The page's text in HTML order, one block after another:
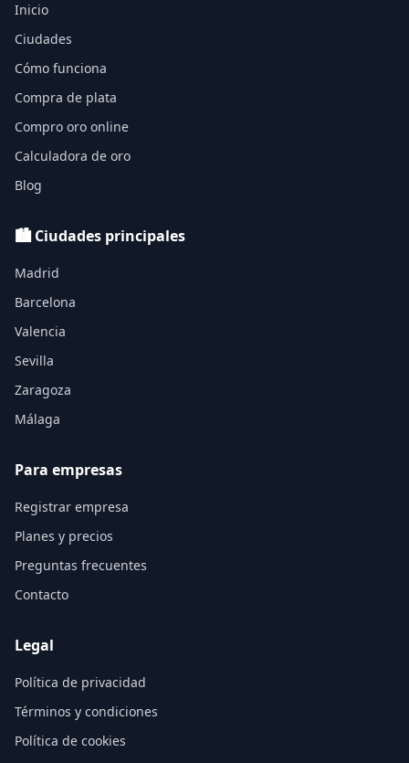
Inicio
Ciudades
Cómo funciona
Compra de plata
Compro oro online
Calculadora de oro
Blog
🏙️ Ciudades principales
Madrid
Barcelona
Valencia
Sevilla
Zaragoza
Málaga
Para empresas
Registrar empresa
Planes y precios
Preguntas frecuentes
Contacto
Legal
Política de privacidad
Términos y condiciones
Política de cookies